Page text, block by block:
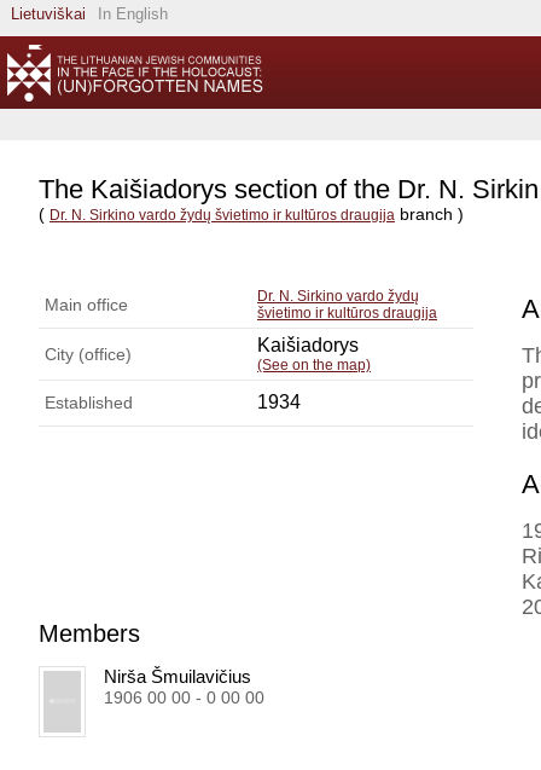
Lietuviškai In English
The Kaišiadorys section of the Dr. N.
( Dr. N. Sirkino vardo žydų švietimo ir kultūros draugija branch )
Main office
Dr. N. Sirkino vardo žydų
švietimo ir kultūros draugija
City (office) Kaišiadorys
(See on the map)
Established 1934
Members
Nirša Šmuilavičius
1906 00 00 - 0 00 00